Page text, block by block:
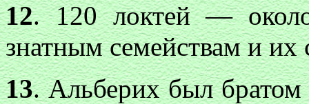
12. 120 локтей —
знатным семействам и
13. Альберих был